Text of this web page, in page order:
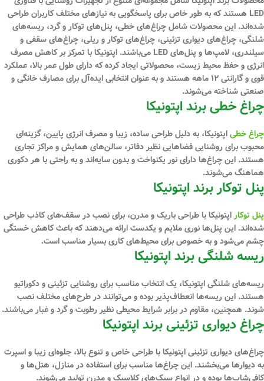
LED هستند که به طور خاص برای پاسخگویی به نیازهای مختلف کاربران طراحی
شده‌اند. این محصولات شامل چراغ‌های خطی، پنل‌های توکار و گرد، ریسه‌های
شلنگی، چراغ‌های دیواری تزئینی، چراغ‌های توکار و ریلی، چراغ‌های سقفی و
سیلندری، لامپ‌ها و پنل‌های LED می‌باشند. اپتونیکا با تمرکز بر کاهش مصرف
انرژی و حفظ محیط زیست، محصولاتی ایجاد کرده که دارای طول عمر بالا، عملکرد
قوی و گارانتی ۱۲ ماهه هستند و به عنوان انتخابی ایده‌آل برای مصارف خانگی و
صنعتی شناخته می‌شوند.
چراغ خطی برند اپتونیکا
چراغ‌ خطیاپتونیکا، به دلیل طراحی ساده، زیبا و مصرف انرژی پایین، گزینه‌ای
محبوب برای روشنایی فضاهایی نظیر دفاتر، سالن‌های همایش و مراکز تجاری
هستند. این چراغ‌ها دارای نور یکنواخت و بدون سایه‌اند و به راحتی با هر دکوری
هماهنگ می‌شوند.
پنل توکار برند اپتونیکا
پنل‌ توکاراپتونیکا با طراحی باریک و مدرن، برای نصب در سقف‌های کاذب طراحی
شده‌اند. این پنل‌ها نوری ملایم و یکدست ارائه می‌دهند که باعث کاهش خستگی
چشم می‌شود و به خصوص برای محیط‌های کاری بسیار مناسب است.
ریسه شلنگی برند اپتونیکا
ریسه‌های شلنگی اپتونیکا، یک انتخاب مناسب برای روشنایی تزئینی و دکوراتیو
هستند. این ریسه‌ها انعطاف‌پذیر بوده و می‌توانند در طرح‌های مختلف نصب
شوند. همچنین، مقاوم در برابر شرایط محیطی نظیر رطوبت و گرد و غبار می‌باشند.
چراغ دیواری تزئینی برند اپتونیکا
چراغ‌های دیواری تزئینی اپتونیکا با طراحی خاص و تنوع بالا، جلوه‌ای زیبا و اسپرت
به دیوارها می‌بخشند. این چراغ‌ها مناسب برای استفاده در منازل، هتل‌ها و
کافی‌شاپ‌ها بوده و در انواع سبک‌های کلاسیک و مدرن تولید می‌شوند.